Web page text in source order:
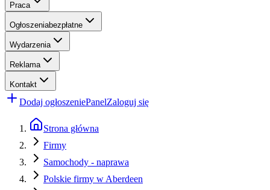
Praca
Ogłoszeniabezpłatne
Wydarzenia
Reklama
Kontakt
Dodaj ogłoszeniePanelZaloguj się
Strona główna
Firmy
Samochody - naprawa
Polskie firmy w Aberdeen